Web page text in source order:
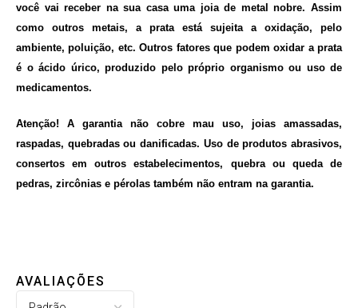
você vai receber na sua casa uma joia de metal nobre. Assim
como outros metais, a prata está sujeita a oxidação, pelo
ambiente, poluição, etc. Outros fatores que podem oxidar a prata
é o ácido úrico, produzido pelo próprio organismo ou uso de
medicamentos.
Atenção! A garantia não cobre mau uso, joias amassadas,
raspadas, quebradas ou danificadas. Uso de produtos abrasivos,
consertos em outros estabelecimentos, quebra ou queda de
pedras, zircônias e pérolas também não entram na garantia.
AVALIAÇÕES